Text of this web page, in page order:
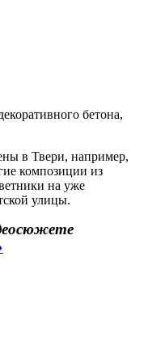
бетона,
в Твери, например,
композиции из
на уже
улицы.